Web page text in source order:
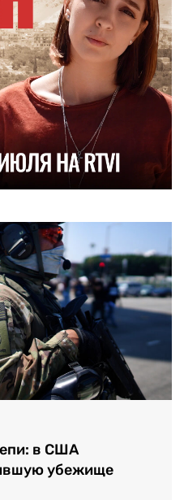
в США
убежище